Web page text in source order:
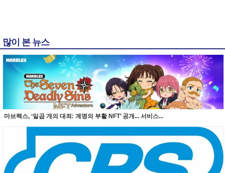
많이 본 뉴스
마브렉스, ‘일곱 개의 대죄: 계명의 부활 NFT’ 공개... 서비스...